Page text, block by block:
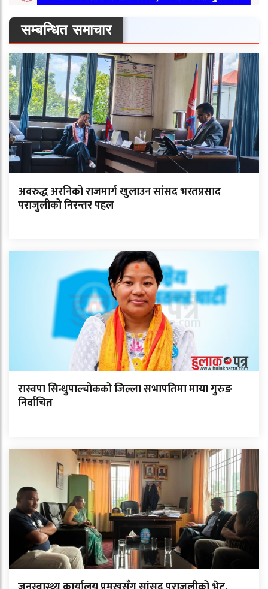
सम्बन्धित समाचार
अवरुद्ध अरनिको राजमार्ग खुलाउन सांसद भरतप्रसाद
पराजुलीको निरन्तर पहल
रास्वपा सिन्धुपाल्चोकको जिल्ला सभापतिमा माया गुरुङ
निर्वाचित